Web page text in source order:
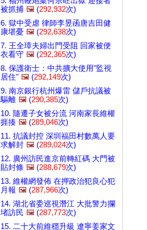
被抓捕 🖼️ (292,932次)
6. 獄中受虐 律師李昱函唐吉田健
康堪憂 🖼️ (292,638次)
7. 王全璋夫婦出門受阻 回家被便
衣看守 🖼️ (292,365次)
8. 保護衛士：中共擴大使用"監視
居住" 🖼️ (292,149次)
9. 南京銀行杭州爆雷 儲戶抗議被
驅離 🖼️ (290,385次)
10. 隨遷子女被分流 河南家長維權
捱揍 🖼️ (289,046次)
11. 抗議封控 深圳福田村數萬人要
求解封 🖼️ (289,024次)
12. 廣州訪民進京前轉紅碼 大門被
貼封條 🖼️ (288,679次)
13. 維權網發佈 在押政治犯良心犯
月報 🖼️ (287,966次)
14. 湖北省委巡視潛江 大批警力攔
堵訪民 🖼️ (287,773次)
15. 二十大前維穩升級 遼寧姜家文